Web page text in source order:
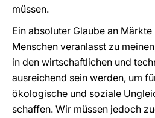
müssen.
Ein absoluter Glaube an
Menschen veranlasst zu
in den wirtschaftlichen und
ausreichend sein werden, um
ökologische und soziale
schaffen. Wir müssen jedoch